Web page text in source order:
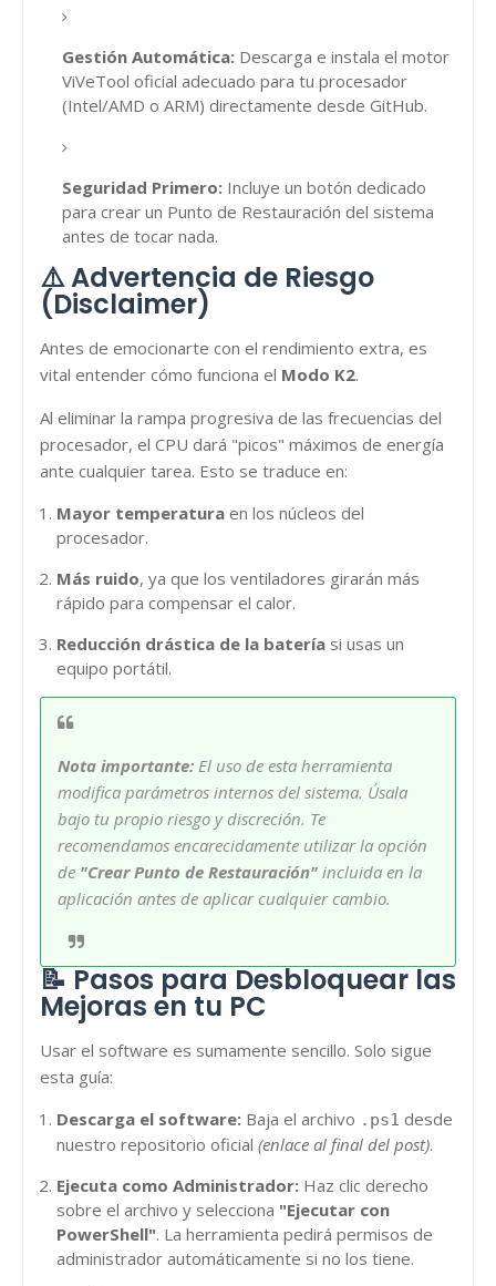
Gestión Automática: Descarga e instala el motor
ViVeTool oficial adecuado para tu procesador
(Intel/AMD o ARM) directamente desde GitHub.
Seguridad Primero: Incluye un botón dedicado
para crear un Punto de Restauración del sistema
antes de tocar nada.
⚠️ Advertencia de Riesgo
(Disclaimer)
Antes de emocionarte con el rendimiento extra, es
vital entender cómo funciona el Modo K2.
Al eliminar la rampa progresiva de las frecuencias del
procesador, el CPU dará "picos" máximos de energía
ante cualquier tarea. Esto se traduce en:
Mayor temperatura en los núcleos del
procesador.
Más ruido, ya que los ventiladores girarán más
rápido para compensar el calor.
Reducción drástica de la batería si usas un
equipo portátil.
Nota importante: El uso de esta herramienta
modifica parámetros internos del sistema. Úsala
bajo tu propio riesgo y discreción. Te
recomendamos encarecidamente utilizar la opción
de "Crear Punto de Restauración" incluida en la
aplicación antes de aplicar cualquier cambio.
📝 Pasos para Desbloquear las
Mejoras en tu PC
Usar el software es sumamente sencillo. Solo sigue
esta guía:
Descarga el software: Baja el archivo .ps1 desde
nuestro repositorio oficial (enlace al final del post).
Ejecuta como Administrador: Haz clic derecho
sobre el archivo y selecciona "Ejecutar con
PowerShell". La herramienta pedirá permisos de
administrador automáticamente si no los tiene.